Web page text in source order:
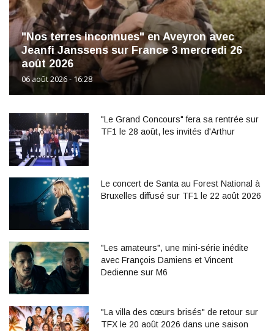
"Nos terres inconnues" en Aveyron avec
Jeanfi Janssens sur France 3 mercredi 26
août 2026
06 août 2026 - 16:28
"Le Grand Concours" fera sa rentrée sur
TF1 le 28 août, les invités d'Arthur
Le concert de Santa au Forest National à
Bruxelles diffusé sur TF1 le 22 août 2026
"Les amateurs", une mini-série inédite
avec François Damiens et Vincent
Dedienne sur M6
"La villa des cœurs brisés" de retour sur
TFX le 20 août 2026 dans une saison